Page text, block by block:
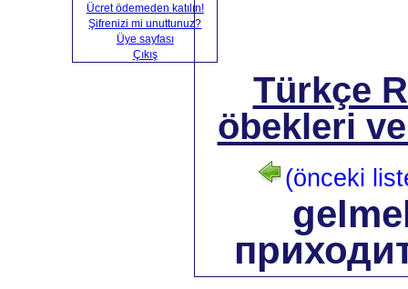
Ücret ödemeden katılın!
Şifrenizi mi unuttunuz?
Üye sayfası
Çıkış
Türkçe
öbekleri
(önceki